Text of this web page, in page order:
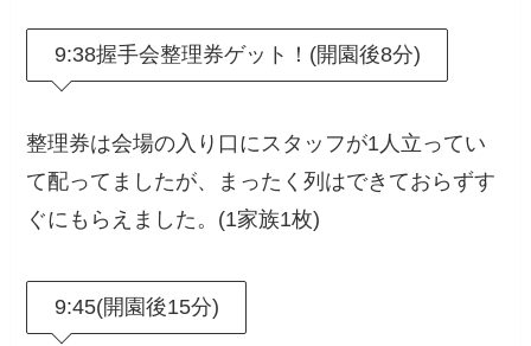
9:38握手会整理券ゲット！(開園後8分)
整理券は会場の入り口にスタッフが1人立ってい
て配ってましたが、まったく列はできておらずす
ぐにもらえました。(1家族1枚)
9:45(開園後15分)